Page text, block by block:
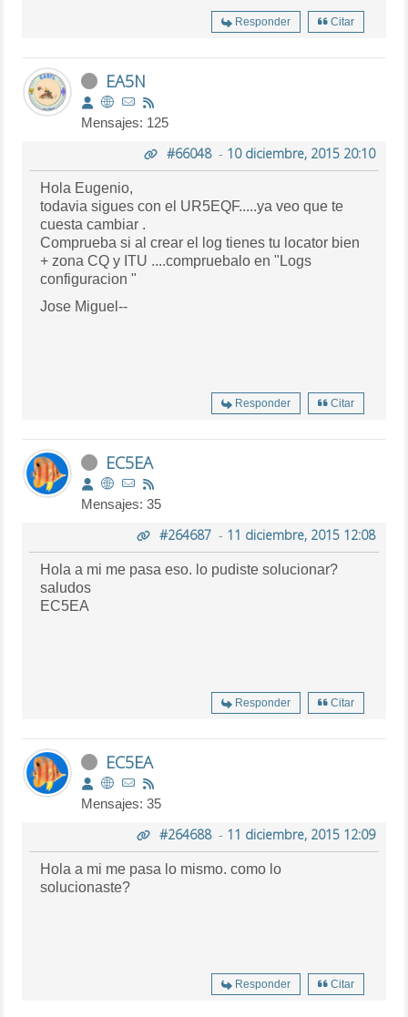
Responder Citar
EA5N
Mensajes: 125
#66048- 10 diciembre, 2015 20:10
Hola Eugenio,
todavia sigues con el UR5EQF.....ya veo que te
cuesta cambiar .
Comprueba si al crear el log tienes tu locator bien
+ zona CQ y ITU ....compruebalo en "Logs
configuracion "
Jose Miguel--
Responder Citar
EC5EA
Mensajes: 35
#264687- 11 diciembre, 2015 12:08
Hola a mi me pasa eso. lo pudiste solucionar?
saludos
EC5EA
Responder Citar
EC5EA
Mensajes: 35
#264688- 11 diciembre, 2015 12:09
Hola a mi me pasa lo mismo. como lo
solucionaste?
Responder Citar